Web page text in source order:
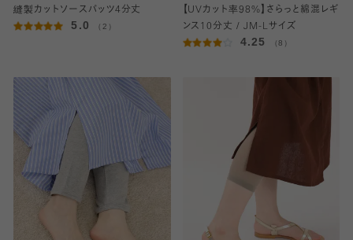
縫製カットソースパッツ4分丈
5.0 （2）
【UVカット率98%】さらっと綿混レギ
ンス10分丈 / JM-Lサイズ
4.25 （8）